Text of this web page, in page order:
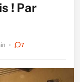
! Par
7